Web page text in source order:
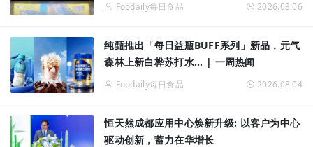
Foodaily每日食品 2026.08.06
纯甄推出「每日益瓶BUFF系列」新品，元气
森林上新白桦苏打水... | 一周热闻
Foodaily每日食品 2026.08.04
恒天然成都应用中心焕新升级: 以客户为中心
驱动创新，蓄力在华增长